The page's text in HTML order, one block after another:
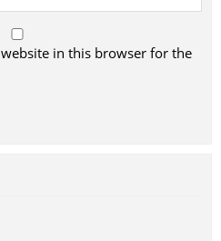
in this browser for the